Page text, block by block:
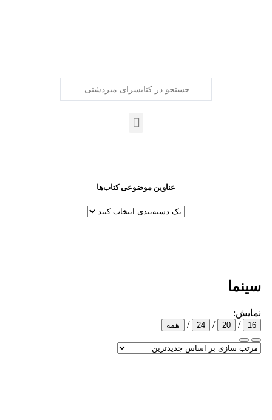
عناوین موضوعی کتاب‌ها
سینما
نمایش:
16
/
20
/
24
/ همه